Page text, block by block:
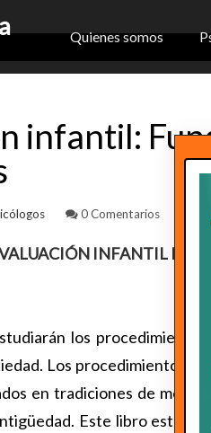
Quienes somos
infantil:
0 Comentarios
INFANTIL
los
Los procedimientos
en tradiciones de
Este libro está